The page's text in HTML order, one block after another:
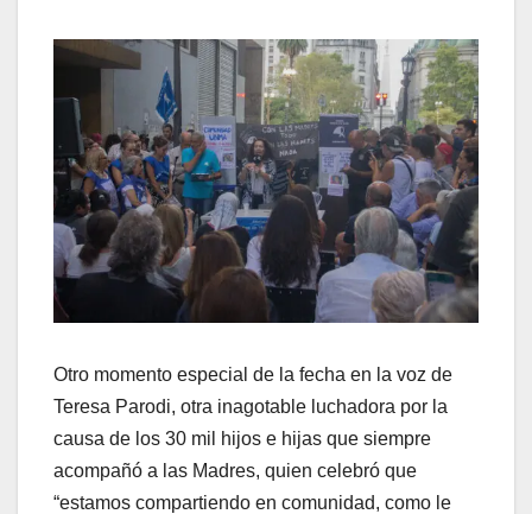
Otro momento especial de la fecha en la voz de
Teresa Parodi, otra inagotable luchadora por la
causa de los 30 mil hijos e hijas que siempre
acompañó a las Madres, quien celebró que
“estamos compartiendo en comunidad, como le